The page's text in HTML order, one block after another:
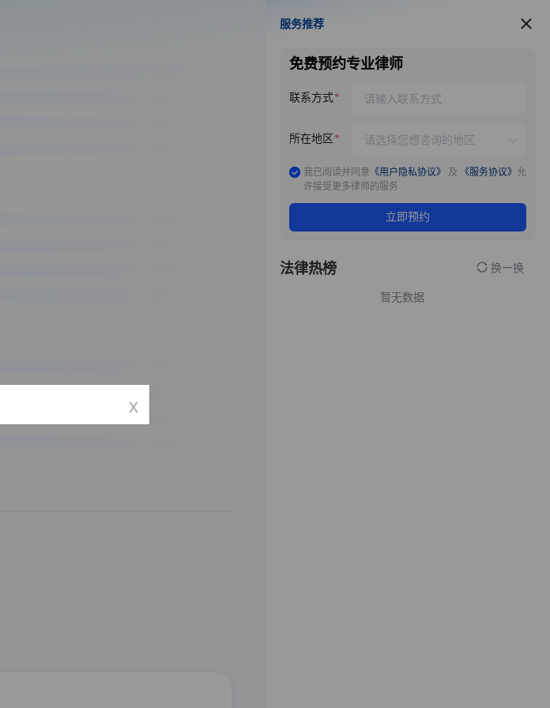
服务推荐
服务推荐
免费预约专业律师
联系方式
所在地区
我已阅读并同意 《用户隐私协议》 及 《服务协议》 允
许接受更多律师的服务
立即预约
法律热榜 换一换
暂无数据
x